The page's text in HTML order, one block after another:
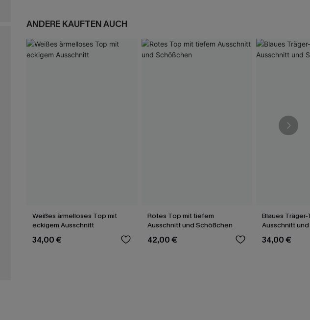
ANDERE KAUFTEN AUCH
Weißes ärmelloses Top mit
eckigem Ausschnitt
34,00 €
Rotes Top mit tiefem
Ausschnitt und Schößchen
42,00 €
Blaues
Ausschnitt
34,00 €